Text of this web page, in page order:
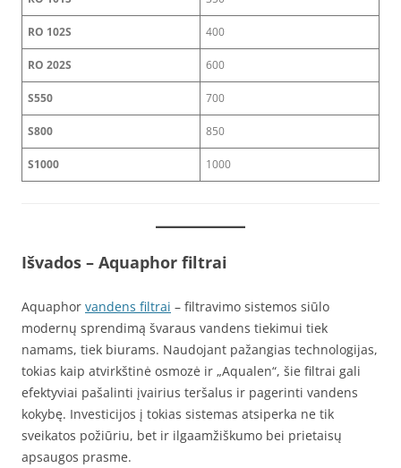
RO 102S 400
RO 202S 600
S550 700
S800 850
S1000 1000
Išvados – Aquaphor filtrai
Aquaphor vandens filtrai – filtravimo sistemos siūlo
modernų sprendimą švaraus vandens tiekimui tiek
namams, tiek biurams. Naudojant pažangias technologijas,
tokias kaip atvirkštinė osmozė ir „Aqualen“, šie filtrai gali
efektyviai pašalinti įvairius teršalus ir pagerinti vandens
kokybę. Investicijos į tokias sistemas atsiperka ne tik
sveikatos požiūriu, bet ir ilgaamžiškumo bei prietaisų
apsaugos prasme.